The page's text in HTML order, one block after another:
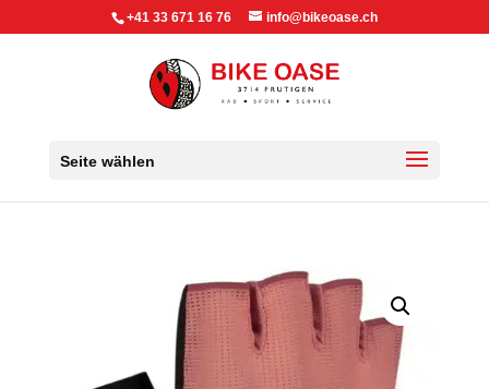
+41 33 671 16 76 info@bikeoase.ch
Seite wählen